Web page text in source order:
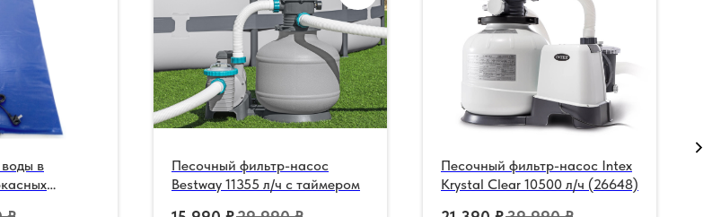
в
Песочный фильтр-насос
Bestway 11355 л/ч с таймером
Песочный фильтр-насос Intex
Krystal Clear 10500 л/ч (26648)